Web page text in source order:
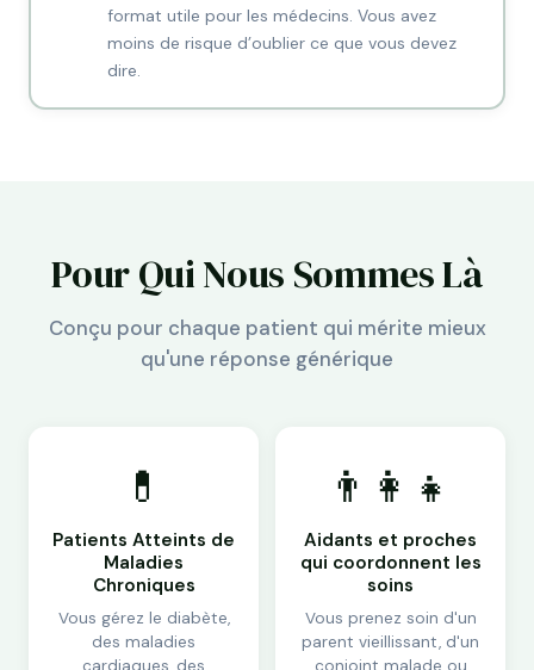
format utile pour les médecins. Vous avez
moins de risque d’oublier ce que vous devez
dire.
Pour Qui Nous Sommes Là
Conçu pour chaque patient qui mérite mieux
qu'une réponse générique
💊
Patients Atteints de
Maladies
Chroniques
Vous gérez le diabète,
des maladies
👨‍👩‍👧
Aidants et proches
qui coordonnent les
soins
Vous prenez soin d'un
parent vieillissant, d'un